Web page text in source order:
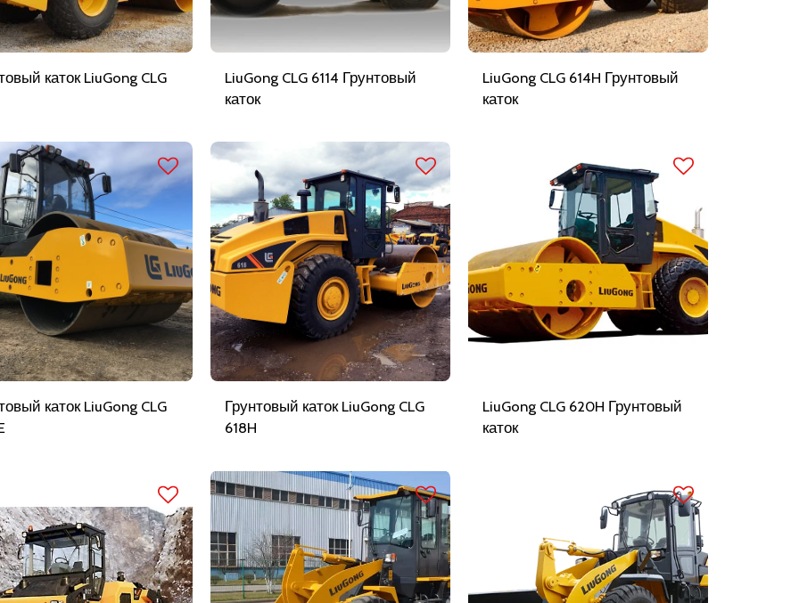
каток LiuGong CLG
LiuGong CLG 6114 Грунтовый
каток
LiuGong CLG 614H Грунтовый
каток
каток LiuGong CLG
Грунтовый каток LiuGong CLG
618H
LiuGong CLG 620H Грунтовый
каток